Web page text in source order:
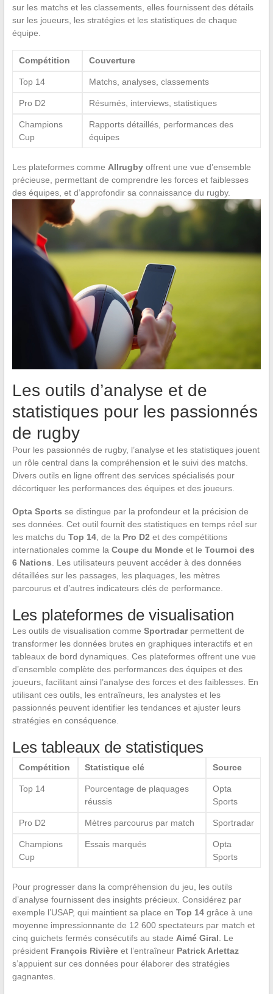
sur les matchs et les classements, elles fournissent des détails
sur les joueurs, les stratégies et les statistiques de chaque
équipe.
Compétition Couverture
Top 14 Matchs, analyses, classements
Pro D2 Résumés, interviews, statistiques
Champions
Cup
Rapports détaillés, performances des
équipes
Les plateformes comme Allrugbyoffrent une vue d’ensemble
précieuse, permettant de comprendre les forces et faiblesses
des équipes, et d’approfondir sa connaissance du rugby.
Les outils d’analyse et de
statistiques pour les passionnés
de rugby
Pour les passionnés de rugby, l’analyse et les statistiques jouent
un rôle central dans la compréhension et le suivi des matchs.
Divers outils en ligne offrent des services spécialisés pour
décortiquer les performances des équipes et des joueurs.
Opta Sports se distingue par la profondeur et la précision de
ses données. Cet outil fournit des statistiques en temps réel sur
les matchs du Top 14, de la Pro D2et des compétitions
internationales comme la Coupe du Mondeet le Tournoi des
6 Nations. Les utilisateurs peuvent accéder à des données
détaillées sur les passages, les plaquages, les mètres
parcourus et d’autres indicateurs clés de performance.
Les plateformes de visualisation
Les outils de visualisation comme Sportradarpermettent de
transformer les données brutes en graphiques interactifs et en
tableaux de bord dynamiques. Ces plateformes offrent une vue
d’ensemble complète des performances des équipes et des
joueurs, facilitant ainsi l’analyse des forces et des faiblesses. En
utilisant ces outils, les entraîneurs, les analystes et les
passionnés peuvent identifier les tendances et ajuster leurs
stratégies en conséquence.
Les tableaux de statistiques
Compétition Statistique clé Source
Top 14
Pourcentage de plaquages
réussis
Opta
Sports
Pro D2 Mètres parcourus par match Sportradar
Champions
Cup
Essais marqués
Opta
Sports
Pour progresser dans la compréhension du jeu, les outils
d’analyse fournissent des insights précieux. Considérez par
exemple l’USAP, qui maintient sa place en Top 14grâce à une
moyenne impressionnante de 12 600 spectateurs par match et
cinq guichets fermés consécutifs au stade Aimé Giral. Le
président François Rivièreet l’entraîneur Patrick Arlettaz
s’appuient sur ces données pour élaborer des stratégies
gagnantes.